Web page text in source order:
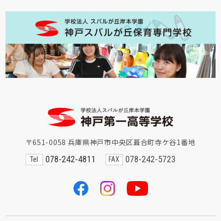
〒651-0058 兵庫県神戸市中央区葺合町寺ケ谷1番地
Tel 078-242-4811 FAX 078-242-5723